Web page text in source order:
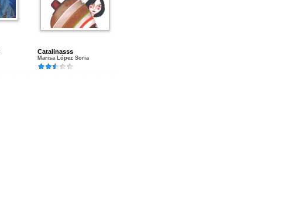
Catalinasss
Marisa López Soria